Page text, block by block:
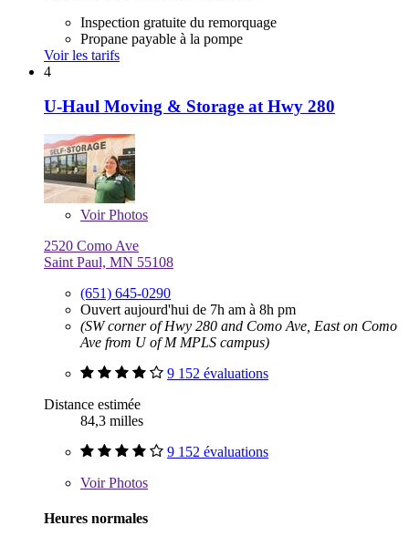
Inspection gratuite du remorquage
Propane payable à la pompe
Voir les tarifs
4
U-Haul Moving & Storage at Hwy 280
VoirPhotos
2520 Como Ave
Saint Paul, MN 55108
(651) 645-0290
Ouvert aujourd'hui de 7h am à 8h pm
(SW corner of Hwy 280 and Como Ave, East on Como
Ave from U of M MPLS campus)
9 152 évaluations
Distance estimée
84,3 milles
9 152 évaluations
VoirPhotos
Heures normales